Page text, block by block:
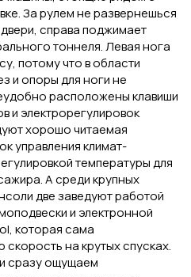
За рулем не развернешься
справа поджимает
тоннеля. Левая нога
потому что в области
и опоры для ноги не
расположены клавиши
и электрорегулировок
хорошо читаемая
управления климат-
температуры для
А среди крупных
две заведуют работой
и электронной
которая сама
на крутых спусках.
сразу ощущаем